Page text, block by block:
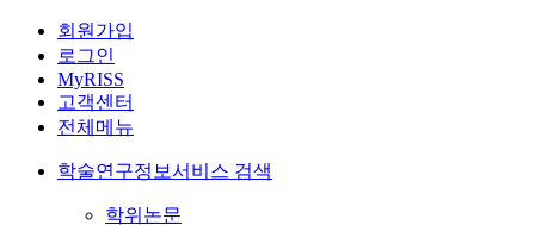
회원가입
로그인
MyRISS
고객센터
전체메뉴
학술연구정보서비스 검색
학위논문